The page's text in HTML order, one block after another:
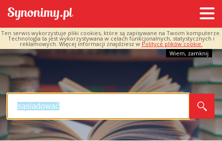
Ten serwis wykorzystuje pliki cookies, które są zapisywane na Twoim komputerze.
Technologia ta jest wykorzystywana w celach funkcjonalnych, statystycznych i
reklamowych. Więcej informacji znajdziesz w Polityce plików cookie.
Wiem, zamknij